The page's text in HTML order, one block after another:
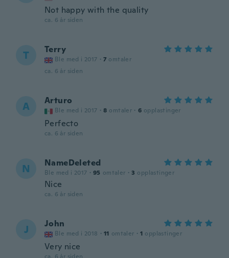
Not happy with the quality
ca. 6 år siden
T Terry
Ble med i 2017 · 7 omtaler
ca. 6 år siden
A Arturo
Ble med i 2017 · 8 omtaler · 6 opplastinger
Perfecto
ca. 6 år siden
N NameDeleted
Ble med i 2017 · 95 omtaler · 3 opplastinger
Nice
ca. 6 år siden
J John
Ble med i 2018 · 11 omtaler · 1 opplastinger
Very nice